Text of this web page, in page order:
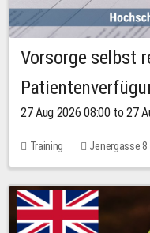
Vorsorge selbst
27 Aug 2026 08:00 to 27
Training
Jenergasse 8
No free places